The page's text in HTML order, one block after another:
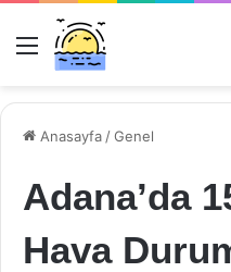
Menü
Anasayfa /Genel
Adana’da
Hava